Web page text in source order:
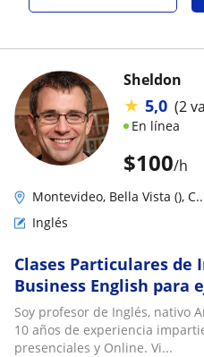
$100/h
Sheldon
★ 5,0 (2
En línea
Montevideo, Bella Vista (),
Inglés
Clases Particulares de
Business English para
jóvenes en Montevideo
Soy profesor de Inglés, nativo
10 años de experiencia
presenciales y Online. Vi...